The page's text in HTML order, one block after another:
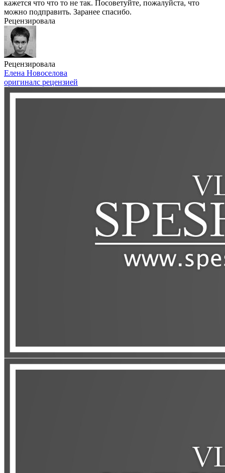
кажется что что то не так. Посоветуйте, пожалуйста, что
можно подправить. Заранее спасибо.
Рецензировала
Рецензировала
Елена Новоселова
оригиналс рецензией